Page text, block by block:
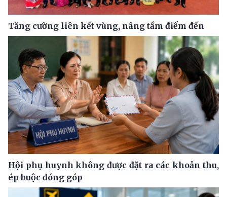
Tăng cường liên kết vùng, nâng tầm điểm đến
Hội phụ huynh không được đặt ra các khoản thu,
ép buộc đóng góp